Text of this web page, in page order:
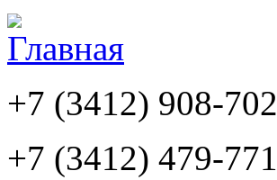
+7 (3412) 908-702
+7 (3412) 479-771